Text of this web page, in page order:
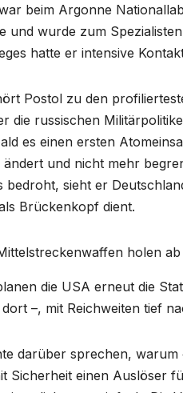
beim Argonne
und wurde zum
hatte er intensive
Postol zu den
die russischen
es einen ersten
und nicht mehr
bedroht, sieht er
Brückenkopf dient.
holen
die USA erneut die
–, mit Reichweiten tief
darüber sprechen, warum
Sicherheit einen Auslöser